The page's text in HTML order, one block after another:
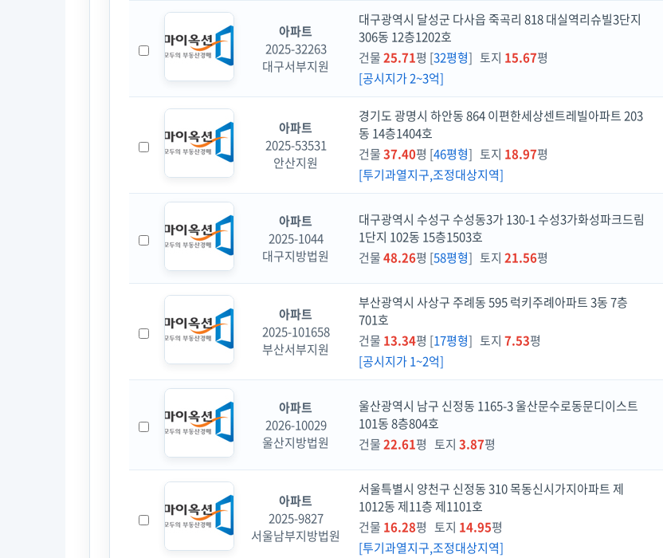
아파트
2025-32263
대구서부지원
대구광역시 달성군 다사읍 죽곡리 818 대실역리슈빌3단지
306동 12층1202호
건물25.71평 [32평형] 토지 15.67평
[공시지가 2~3억]
아파트
2025-53531
안산지원
경기도 광명시 하안동 864 이편한세상센트레빌아파트 203
동 14층1404호
건물37.40평 [46평형] 토지 18.97평
[투기과열지구,조정대상지역]
아파트
2025-1044
대구지방법원
대구광역시 수성구 수성동3가 130-1 수성3가화성파크드림
1단지 102동 15층1503호
건물48.26평 [58평형] 토지 21.56평
아파트
2025-101658
부산서부지원
부산광역시 사상구 주례동 595 럭키주례아파트 3동 7층
701호
건물 13.34평 [17평형] 토지 7.53평
[공시지가 1~2억]
아파트
2026-10029
울산지방법원
울산광역시 남구 신정동 1165-3 울산문수로동문디이스트
101동 8층804호
건물22.61평 토지 3.87평
아파트
2025-9827
서울남부지방법원
서울특별시 양천구 신정동 310 목동신시가지아파트 제
1012동 제11층 제1101호
건물 16.28평 토지 14.95평
[투기과열지구,조정대상지역]